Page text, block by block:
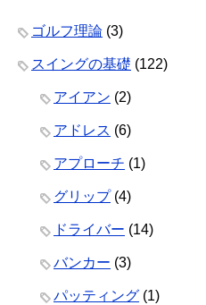
ゴルフ理論 (3)
スイングの基礎 (122)
アイアン (2)
アドレス (6)
アプローチ (1)
グリップ(4)
ドライバー (14)
バンカー (3)
パッティング (1)